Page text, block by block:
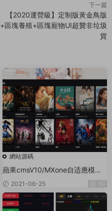
下一篇
【2020運營級】定制版黃金鳥版
+區塊養殖+區塊寵物UI超贊非垃圾
貨
網站源碼
蘋果cmsV10/MXone自适應模闆/
仿電影先生/開源無授權無加密電
影網站模闆
2021-06-25 50